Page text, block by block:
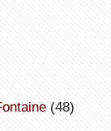
(48)